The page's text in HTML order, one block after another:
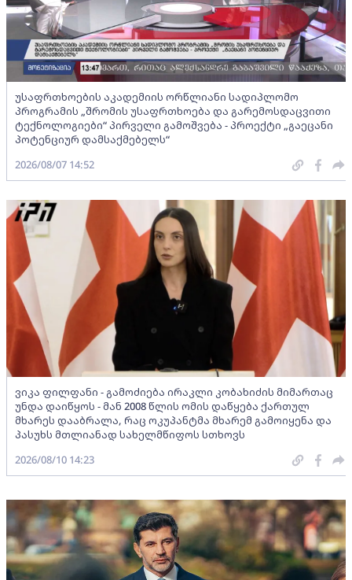
უსაფრთხოების აკადემიის ორწლიანი სადიპლომო
პროგრამის „შრომის უსაფრთხოება და გარემოსდაცვითი
ტექნოლოგიები“ პირველი გამოშვება - პროექტი „გაეცანი
პოტენციურ დამსაქმებელს“
2026/08/07 14:52
ვიკა ფილფანი - გამოძიება ირაკლი კობახიძის მიმართაც
უნდა დაიწყოს - მან 2008 წლის ომის დაწყება ქართულ
მხარეს დააბრალა, რაც ოკუპანტმა მხარემ გამოიყენა და
პასუხს მთლიანად სახელმწიფოს სთხოვს
2026/08/10 14:23